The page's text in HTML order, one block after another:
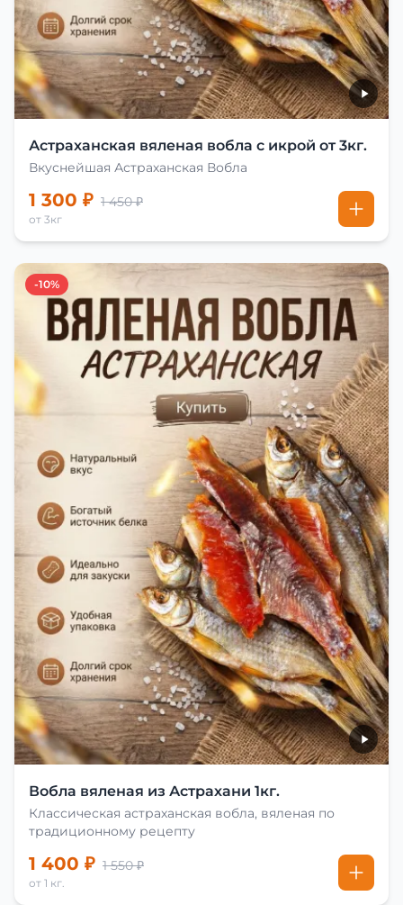
Астраханская вяленая вобла с икрой от 3кг.
Вкуснейшая Астраханская Вобла
1 300 ₽ 1 450 ₽
от 3кг
-10%
Вобла вяленая из Астрахани 1кг.
Классическая астраханская вобла, вяленая по
традиционному рецепту
1 400 ₽ 1 550 ₽
от 1 кг.